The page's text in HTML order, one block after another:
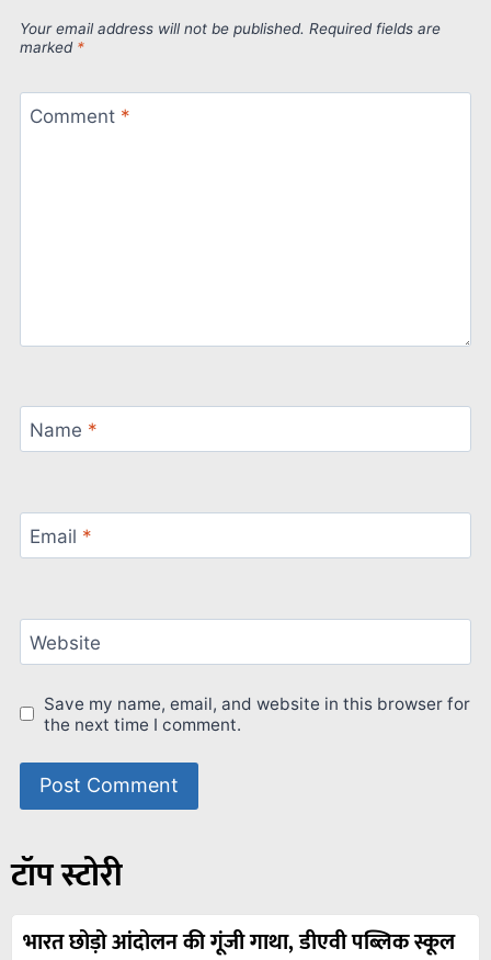
Your email address will not be published. Required fields are
marked *
Comment *
Name *
Email *
Website
Save my name, email, and website in this browser for
the next time I comment.
टॉप स्टोरी
भारत छोड़ो आंदोलन की गूंजी गाथा, डीएवी पब्लिक स्कूल